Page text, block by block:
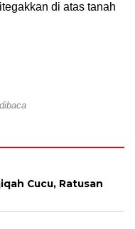
di atas tanah
Cucu, Ratusan